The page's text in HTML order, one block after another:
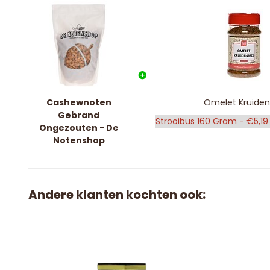
Cashewnoten
Gebrand
Ongezouten - De
Notenshop
Omelet
Andere klanten kochten ook: